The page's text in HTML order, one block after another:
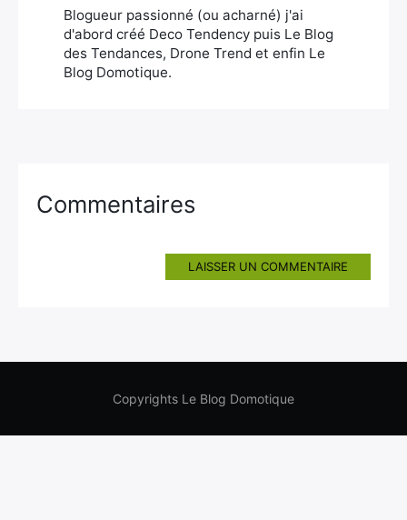
Blogueur passionné (ou acharné) j'ai
d'abord créé Deco Tendency puis Le Blog
des Tendances, Drone Trend et enfin Le
Blog Domotique.
Commentaires
LAISSER UN COMMENTAIRE
Copyrights Le Blog Domotique